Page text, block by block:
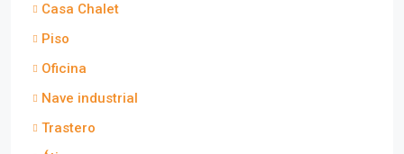
Casa Chalet
Piso
Oficina
Nave industrial
Trastero